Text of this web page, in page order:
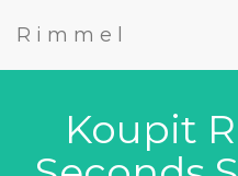
Rimmel
Koupit